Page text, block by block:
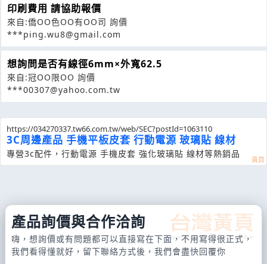
印刷費用 請協助報價
來自:僑OO色OO有OO司 詢價
***ping.wu8@gmail.com
想詢問是否有線徑6mm×外寬62.5
來自:冠OO限OO 詢價
***00307@yahoo.com.tw
https://034270337.tw66.com.tw/web/SEC?postId=1063110
3C周邊產品 手機平板皮套 行動電源 玻璃貼 線材
專營3c配件，行動電源 手機皮套 強化玻璃貼 線材等熱銷品
產品詢價與合作洽詢
嗨，想詢價或有問題都可以直接寫在下面，不用寫得很正式，
我們看得懂就好，留下聯絡方式後，我們會盡快回覆你